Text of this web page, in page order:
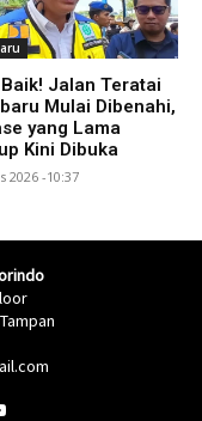
Jalan Teratai
Mulai Dibenahi,
yang Lama
Kini Dibuka
2026 -10:37